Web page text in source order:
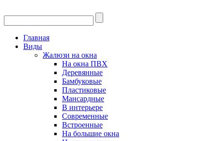
Главная
Виды
Жалюзи на окна
На окна ПВХ
Деревянные
Бамбуковые
Пластиковые
Мансардные
В интерьере
Современные
Встроенные
На большие окна